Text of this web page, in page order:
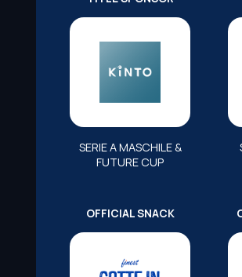
SERIE A MASCHILE &
FUTURE CUP
OFFICIAL SNACK